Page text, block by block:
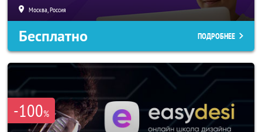
Москва, Россия
Бесплатно ПОДРОБНЕЕ
-100%